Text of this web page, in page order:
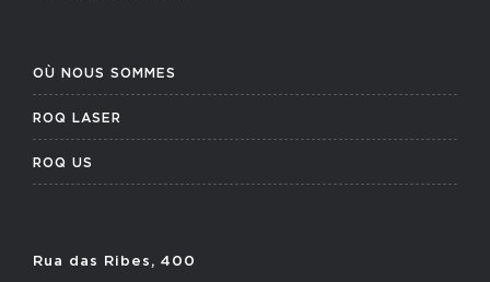
OÙ NOUS SOMMES
ROQ LASER
ROQ US
Rua das Ribes, 400